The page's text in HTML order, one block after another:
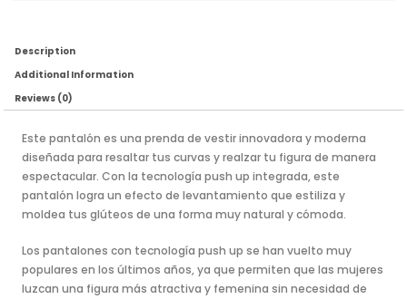
Description
Additional Information
Reviews (0)
Este pantalón es una prenda de vestir innovadora y moderna
diseñada para resaltar tus curvas y realzar tu figura de manera
espectacular. Con la tecnología push up integrada, este
pantalón logra un efecto de levantamiento que estiliza y
moldea tus glúteos de una forma muy natural y cómoda.
Los pantalones con tecnología push up se han vuelto muy
populares en los últimos años, ya que permiten que las mujeres
luzcan una figura más atractiva y femenina sin necesidad de